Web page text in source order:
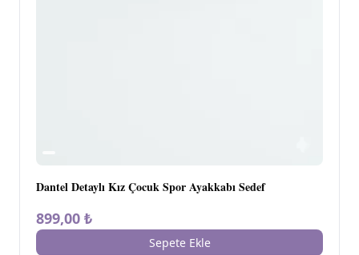
Dantel Detaylı Kız Çocuk Spor Ayakkabı Sedef
899,00 ₺
Sepete Ekle